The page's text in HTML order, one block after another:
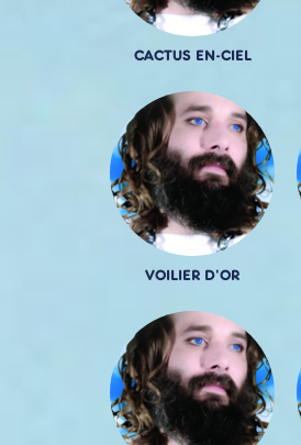
CACTUS EN-CIEL
VOILIER D'OR